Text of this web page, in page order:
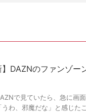
】DAZNのファンゾ
で見ていたら、急に画
わ、邪魔だな」と感じた